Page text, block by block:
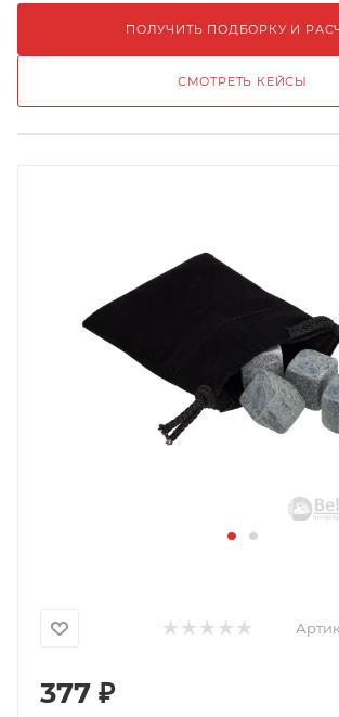
ПОЛУЧИТЬ ПОДБОРКУ И
СМОТРЕТЬ КЕЙСЫ
377 ₽